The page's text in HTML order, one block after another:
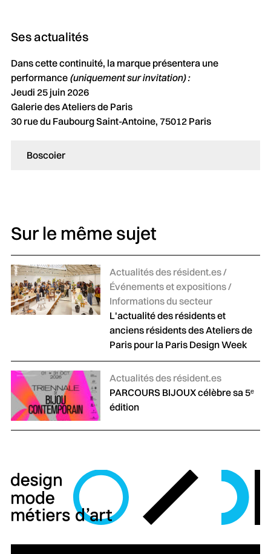
Ses actualités
Dans cette continuité, la marque présentera une
performance (uniquement sur invitation) :
Jeudi 25 juin 2026
Galerie des Ateliers de Paris
30 rue du Faubourg Saint-Antoine, 75012 Paris
Boscoier
Sur le même sujet
Catégories :
Actualités des résident.es /
Événements et expositions /
Informations du secteur
L'actualité des résidents et
anciens résidents des Ateliers de
Paris pour la Paris Design Week
Catégories :
Actualités des résident.es
PARCOURS BIJOUX célèbre sa 5ᵉ
édition